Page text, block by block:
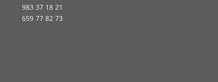
983 37 18 21
659 77 82 73